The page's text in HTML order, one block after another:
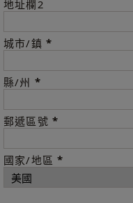
地址欄2
城市/鎮*
縣/州 *
郵遞區號 *
國家/地區*